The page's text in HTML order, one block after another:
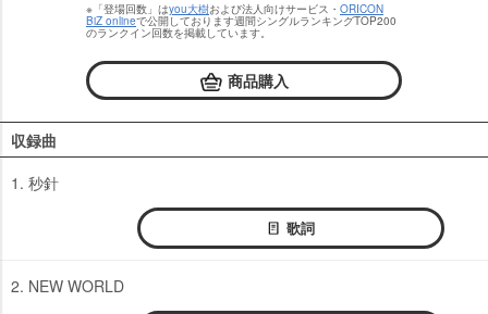
※「登場回数」はyou大樹および法人向けサービス・ ORICON
BiZ onlineで公開しております週間シングルランキングTOP200
のランクイン回数を掲載しています。
商品購入
収録曲
1. 秒針
歌詞
2. NEW WORLD